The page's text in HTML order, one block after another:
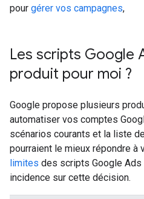
pour gérer vos campagnes,
Les scripts Google
produit pour moi ?
Google propose plusieurs
automatiser vos comptes
scénarios courants et la liste
pourraient le mieux répondre
limites des scripts Google Ads
incidence sur cette décision.